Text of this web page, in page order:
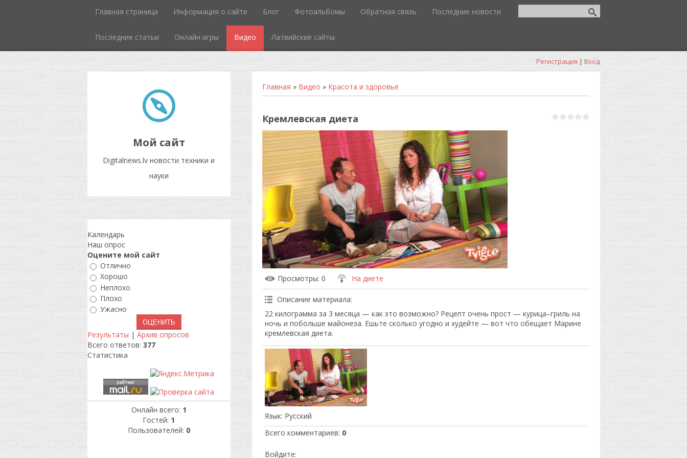
Главная страница Информация о сайте Блог Фотоальбомы Обратная связь Последние новости
Последние статьи Онлайн игры Видео Латвийские сайты
Регистрация | Вход
Мой сайт
Digitalnews.lv новости техники и
науки
Главная » Видео » Красота и здоровье
Кремлевская диета
Просмотры: 0 На диете
Описание материала:
22 килограмма за 3 месяца — как это возможно? Рецепт очень прост — курица–гриль на
ночь и побольше майонеза. Ешьте сколько угодно и худейте — вот что обещает Марине
кремлевская диета.
Язык: Русский
Всего комментариев: 0
Войдите:
Календарь
Наш опрос
Оцените мой сайт
Отлично
Хорошо
Неплохо
Плохо
Ужасно
Результаты | Архив опросов
Всего ответов: 377
Статистика
Онлайн всего: 1
Гостей: 1
Пользователей: 0